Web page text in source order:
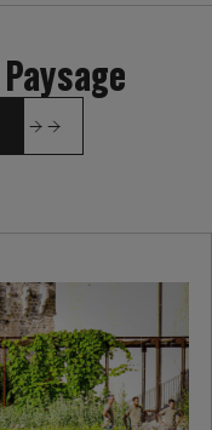
Paysage